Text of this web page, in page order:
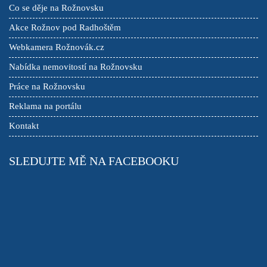
Co se děje na Rožnovsku
Akce Rožnov pod Radhoštěm
Webkamera Rožnovák.cz
Nabídka nemovitostí na Rožnovsku
Práce na Rožnovsku
Reklama na portálu
Kontakt
SLEDUJTE MĚ NA FACEBOOKU